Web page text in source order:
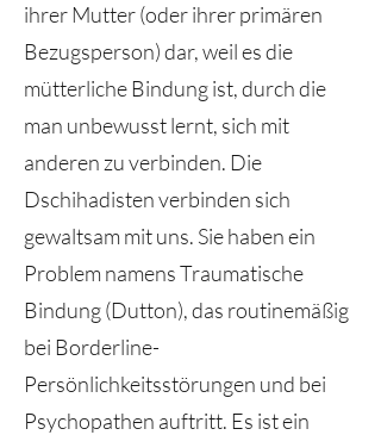
ihrer Mutter (oder ihrer primären
Bezugsperson) dar, weil es die
mütterliche Bindung ist, durch die
man unbewusst lernt, sich mit
anderen zu verbinden. Die
Dschihadisten verbinden sich
gewaltsam mit uns. Sie haben ein
Problem namens Traumatische
Bindung (Dutton), das routinemäßig
bei Borderline-
Persönlichkeitsstörungen und bei
Psychopathen auftritt. Es ist ein